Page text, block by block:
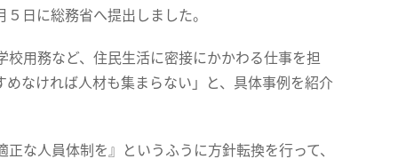
日に総務省へ提出しました。
用務など、住民生活に密接にかかわる仕事を担
なければ人材も集まらない」と、具体事例を紹介
な人員体制を』というふうに方針転換を行って、